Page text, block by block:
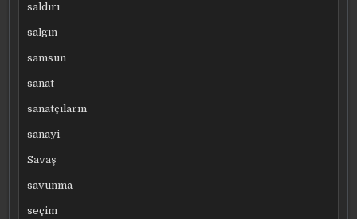
saldırı
salgın
samsun
sanat
sanatçıların
sanayi
Savaş
savunma
seçim